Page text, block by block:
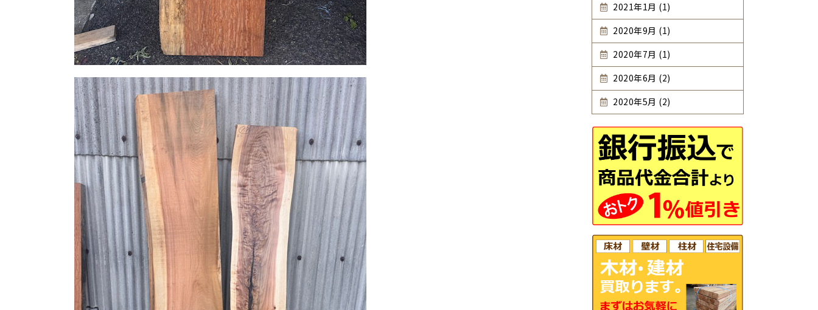
2021年1月 (1)
2020年9月 (1)
2020年7月 (1)
2020年6月 (2)
2020年5月 (2)